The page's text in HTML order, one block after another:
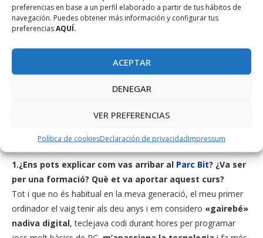
preferencias en base a un perfil elaborado a partir de tus hábitos de
navegación. Puedes obtener más información y configurar tus
preferenciasAQUÍ.
ACEPTAR
DENEGAR
VER PREFERENCIAS
Política de cookiesDeclaración de privacidadImpressum
Celia Megias de Red String
1.¿Ens pots explicar com vas arribar al Parc Bit? ¿Va ser
per una formació? Què et va aportar aquest curs?
Tot i que no és habitual en la meva generació, el meu primer
ordinador el vaig tenir als deu anys i em considero «gairebé»
nadiva digital, teclejava codi durant hores per programar